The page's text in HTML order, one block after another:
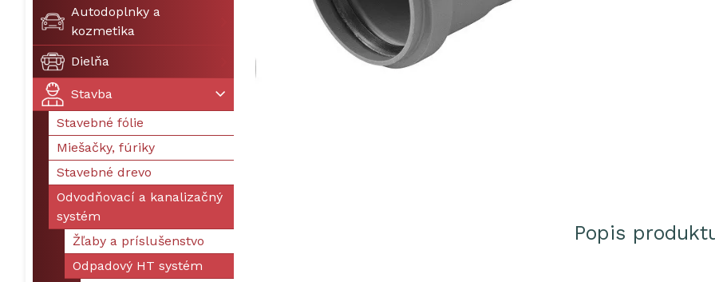
Popis
Autodoplnky a
kozmetika
Dielňa
Stavba
Stavebné fólie
Miešačky, fúriky
Stavebné drevo
Odvodňovací a kanalizačný
systém
Žľaby a príslušenstvo
Odpadový HT systém